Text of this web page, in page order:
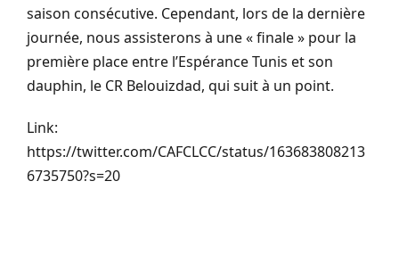
saison consécutive. Cependant, lors de la dernière
journée, nous assisterons à une « finale » pour la
première place entre l’Espérance Tunis et son
dauphin, le CR Belouizdad, qui suit à un point.
Link:
https://twitter.com/CAFCLCC/status/163683808213
6735750?s=20